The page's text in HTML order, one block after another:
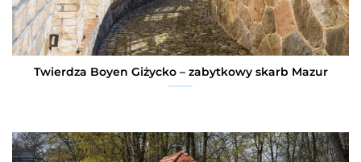
Twierdza Boyen Giżycko – zabytkowy skarb Mazur